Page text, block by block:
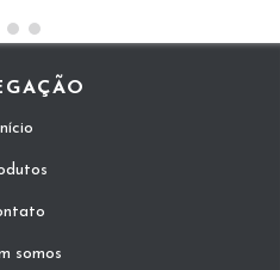
somos